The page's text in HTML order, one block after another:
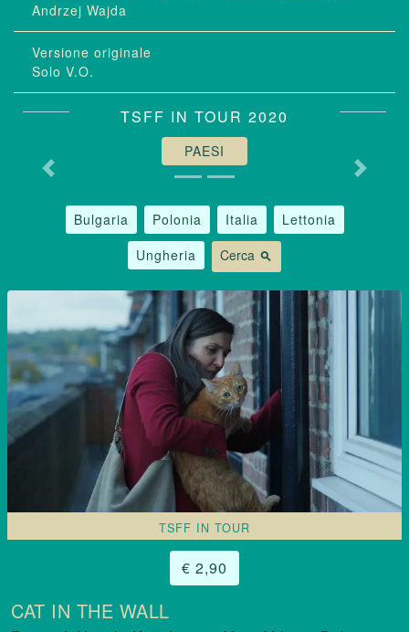
Andrzej Wajda
PAESI
Bulgaria Polonia Italia
Lettonia
Ungheria
Cerca search
TSFF IN TOUR
€ 2,90
CAT IN THE WALL